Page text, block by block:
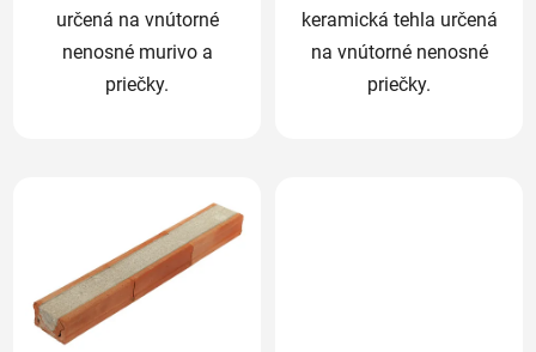
určená na vnútorné
nenosné murivo a
priečky.
keramická tehla určená
na vnútorné nenosné
priečky.